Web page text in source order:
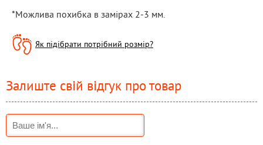
*Можлива похибка в замірах 2-3 мм.
Як підібрати потрібний розмір?
Залиште свій відгук про товар